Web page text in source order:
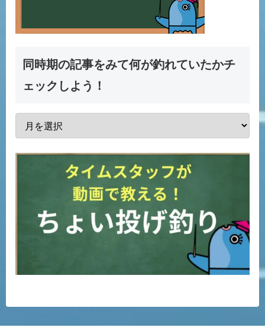
同時期の記事をみて何が釣れていたかチ
ェックしよう！